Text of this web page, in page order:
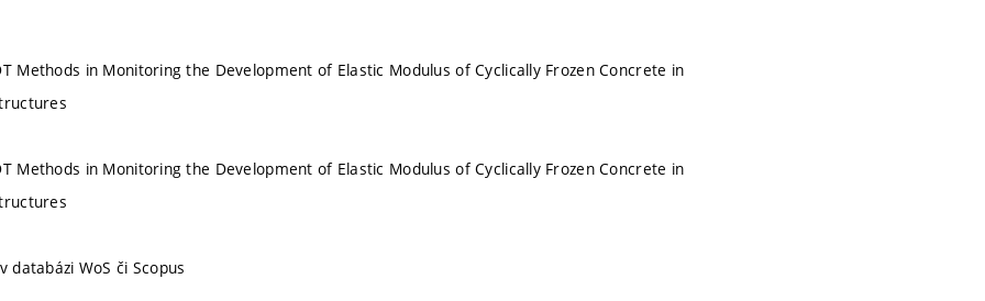
Methods in Monitoring the Development of Elastic Modulus of Cyclically Frozen Concrete in
Methods in Monitoring the Development of Elastic Modulus of Cyclically Frozen Concrete in
databázi WoS či Scopus